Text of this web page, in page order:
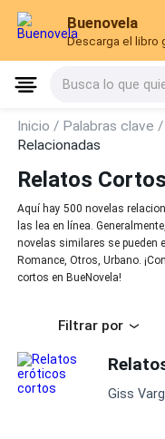
Buenovela
Descarga el libro
Busca lo que
Inicio / Palabras clave
Relacionadas
Relatos
Aquí hay 500 novelas
las lea en línea.
novelas similares se pueden
Romance, Otros, Urbano.
cortos en BueNovela!
Filtrar por
Giss